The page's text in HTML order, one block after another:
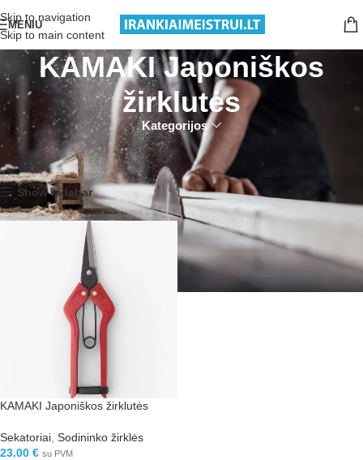
Skip to navigation
Skip to main content
MENIU
KAMAKI Japoniškos
žirklutės
Kategorijos
Pradžia
Produktai su žymomis “KAMAKI Japoniškos žirklutės”
Rezultatų: 1
Show sidebar
KAMAKI Japoniškos žirklutės
Sekatoriai Sodininko žirklės
23.00 € su PVM